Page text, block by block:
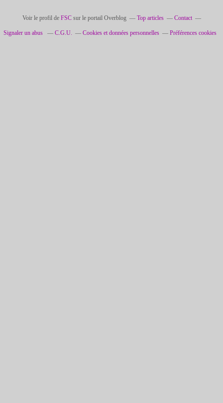
Voir le profil de FSCsur le portail Overblog Top articles Contact
Signaler un abus C.G.U. Cookies et données personnelles Préférences cookies